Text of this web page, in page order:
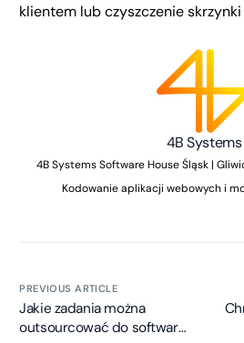
klientem lub czyszczenie
4B Systems
4B Systems Software House Śląsk |
Kodowanie aplikacji webowych i
PREVIOUS ARTICLE
Jakie zadania można
outsourcować do software